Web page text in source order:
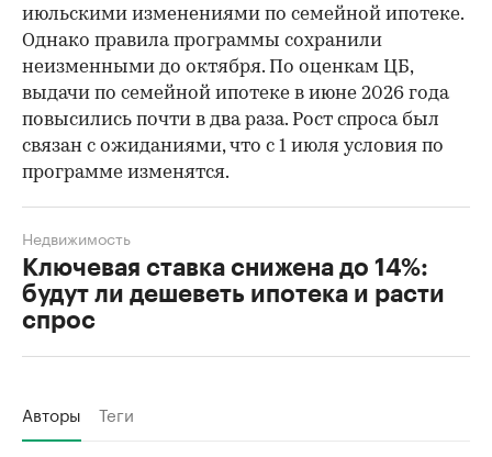
июльскими изменениями по семейной ипотеке.
Однако правила программы сохранили
неизменными до октября. По оценкам ЦБ,
выдачи по семейной ипотеке в июне 2026 года
повысились почти в два раза. Рост спроса был
связан с ожиданиями, что с 1 июля условия по
программе изменятся.
Ключевая ставка снижена до 14%:
будут ли дешеветь ипотека и расти
спрос
Недвижимость
Авторы Теги